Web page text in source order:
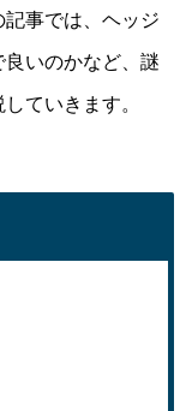
事では、ヘッジ
いのかなど、 謎
していきます。